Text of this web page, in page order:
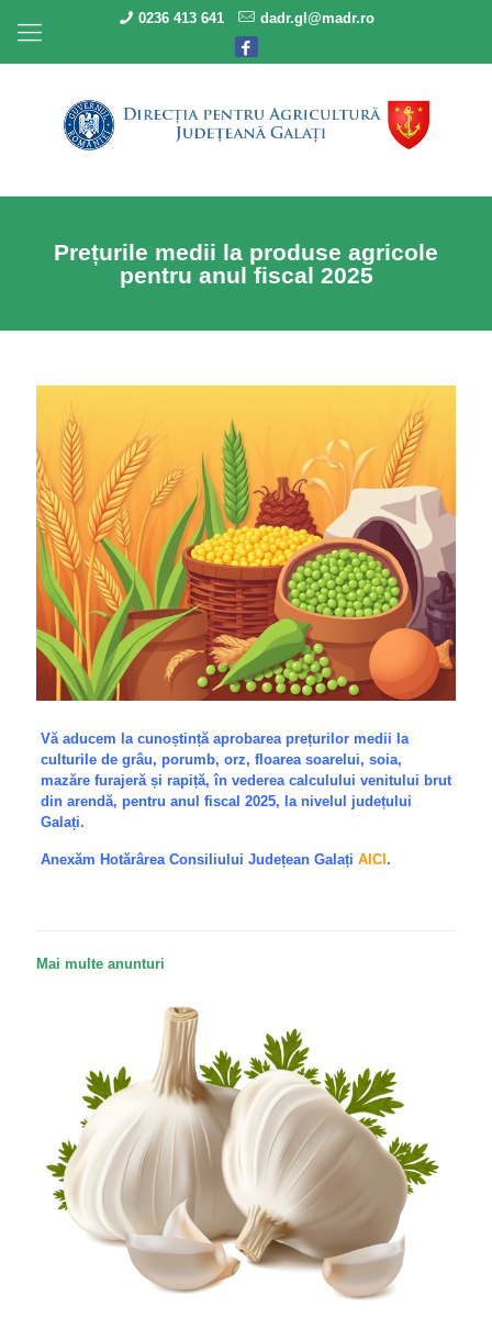
0236 413 641 dadr.gl@madr.ro
Prețurile medii la produse agricole
pentru anul fiscal 2025
Vă aducem la cunoștință aprobarea prețurilor medii la
culturile de grâu, porumb, orz, floarea soarelui, soia,
mazăre furajeră și rapiță, în vederea calculului venitului brut
din arendă, pentru anul fiscal 2025, la nivelul județului
Galați.
Anexăm Hotărârea Consiliului Județean Galați AICI .
Mai multe anunturi